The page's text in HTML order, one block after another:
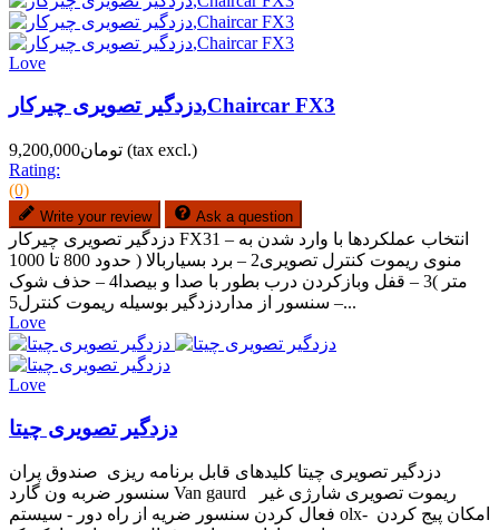
Love
دزدگیر تصویری چیرکار,Chaircar FX3
تومان9,200,000 (tax excl.)
Rating:
(0)
Write your review Ask a question
دزدگیر تصویری چیرکار FX31 – انتخاب عملکردها با وارد شدن به
منوی ریموت کنترل تصویری2 – برد بسیاربالا ( حدود 800 تا 1000
متر )3 – قفل وبازکردن درب بطور با صدا و بیصدا4 – حذف شوک
سنسور از مداردزدگیر بوسیله ریموت کنترل5 –...
Love
Love
دزدگیر تصویری چیتا
دزدگیر تصویری چیتا کلیدهای قابل برنامه ریزی صندوق پران
سنسور ضربه ون گارد Van gaurd ریموت تصویری شارژی غیر
فعال کردن سنسور ضریه از راه دور - سیستم olx- امکان پیج کردن